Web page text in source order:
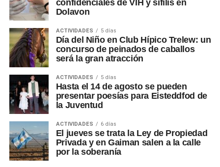
confidenciales de VIH y sífilis en
Dolavon
ACTIVIDADES 5 días
Día del Niño en Club Hípico Trelew: un
concurso de peinados de caballos
será la gran atracción
ACTIVIDADES 5 días
Hasta el 14 de agosto se pueden
presentar poesías para Eisteddfod de
la Juventud
ACTIVIDADES 6 días
El jueves se trata la Ley de Propiedad
Privada y en Gaiman salen a la calle
por la soberanía